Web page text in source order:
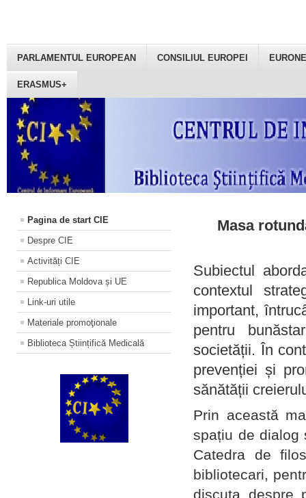
PARLAMENTUL EUROPEAN CONSILIUL EUROPEI
ERASMUS+
Pagina de start CIE
Despre CIE
Activități CIE
Republica Moldova și UE
Link-uri utile
Materiale promoţionale
Biblioteca Științifică Medicală
Masa
Subiectul
contextul
important,
pentru
societății. În
prevenției și
sănătății
Prin această
spațiu de dialog
Catedra de
bibliotecari,
discuta despre